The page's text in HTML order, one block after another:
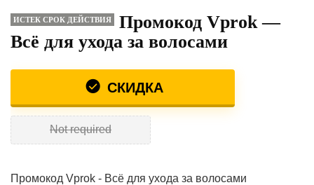
ИСТЕК СРОК ДЕЙСТВИЯ
Промокод Vprok —
Всё для ухода за волосами
СКИДКА
Not required
Промокод Vprok - Всё для ухода за волосами